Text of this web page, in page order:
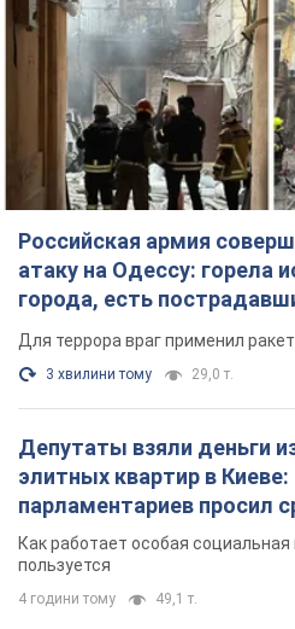
Для террора враг применил
3 хвилини тому 29,0 т.
Депутаты взяли деньги
элитных квартир в
парламентариев просил
Как работает особая социальная
пользуется
4 години тому 49,1 т.
Российская армия
многоэтажных дома в
погибших, более 20
Враг умышленно бьет по жилым
27 хвилин тому 2,8 т.